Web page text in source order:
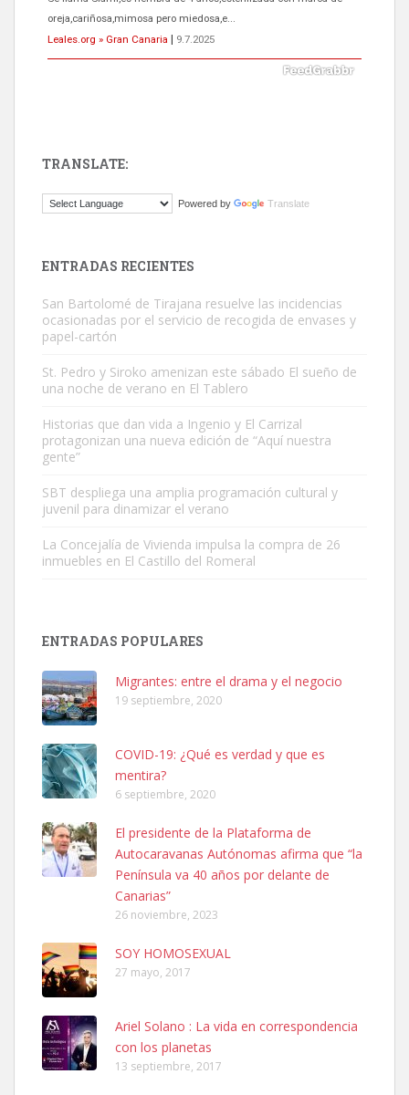
oreja,cariñosa,mimosa pero miedosa,e...
Leales.org » Gran Canaria
9.7.2025
El ayuntamiento se va a llevar a Los Gatos callejeros de la zona los
Este gato macho ha aparecido en la calle hace menos de un mes,
es muy manso y extremadamente cari...
Leales.org » Gran Canaria
Leales.org » Gran Canaria
SHIBA PERDIDO AVDA JOSE MESA Y LOPEZ
PERRO MACHO RAZA SHIBA CON MICROCHIP PERDIDO HOY
06/07/2025 ZONA MESA Y LOPEZ. ES MUY ASUSTADIZO
Leales.org » Gran Canaria
6.7.2025
Ninfa perdida
El día 5 se los perdió una ninfa papillera, asustada tiene miedo a la
calle, se perdió por la zon...
TRANSLATE:
Powered by Translate
ENTRADAS RECIENTES
San Bartolomé de Tirajana resuelve las incidencias
ocasionadas por el servicio de recogida de envases y
papel-cartón
St. Pedro y Siroko amenizan este sábado El sueño de
una noche de verano en El Tablero
Historias que dan vida a Ingenio y El Carrizal
protagonizan una nueva edición de “Aquí nuestra
gente”
SBT despliega una amplia programación cultural y
juvenil para dinamizar el verano
La Concejalía de Vivienda impulsa la compra de 26
inmuebles en El Castillo del Romeral
ENTRADAS POPULARES
Migrantes: entre el drama y el negocio
19 septiembre, 2020
COVID-19: ¿Qué es verdad y que es
mentira?
6 septiembre, 2020
El presidente de la Plataforma de
Autocaravanas Autónomas afirma que “la
Península va 40 años por delante de
Canarias”
26 noviembre, 2023
SOY HOMOSEXUAL
27 mayo, 2017
Ariel Solano : La vida en correspondencia
con los planetas
13 septiembre, 2017